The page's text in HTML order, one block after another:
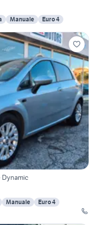
Manuale Euro 4
Dynamic
Manuale
Euro 4